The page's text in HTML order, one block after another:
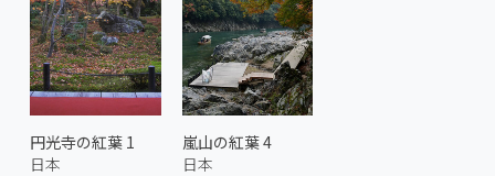
円光寺の紅葉 1
日本
嵐山の紅葉 4
日本